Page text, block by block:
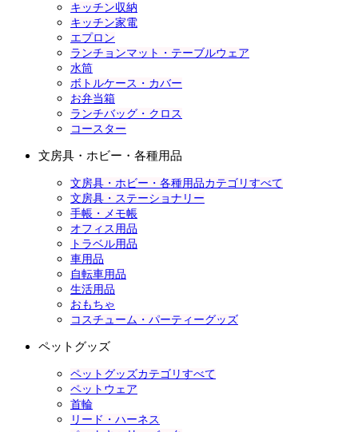
キッチン収納
キッチン家電
エプロン
ランチョンマット・テーブルウェア
水筒
ボトルケース・カバー
お弁当箱
ランチバッグ・クロス
コースター
文房具・ホビー・各種用品
文房具・ホビー・各種用品カテゴリすべて
文房具・ステーショナリー
手帳・メモ帳
オフィス用品
トラベル用品
車用品
自転車用品
生活用品
おもちゃ
コスチューム・パーティーグッズ
ペットグッズ
ペットグッズカテゴリすべて
ペットウェア
首輪
リード・ハーネス